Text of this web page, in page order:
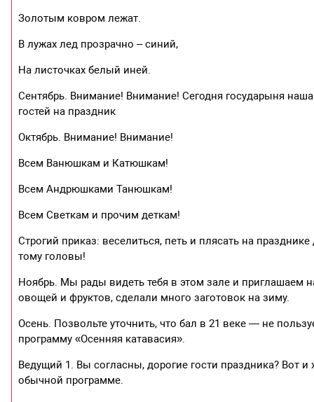
Золотым ковром лежат.
В лужах лед прозрачно – синий,
На листочках белый иней.
Сентябрь. Внимание! Внимание! Сегодня государыня
гостей на праздник
Октябрь. Внимание! Внимание!
Всем Ванюшкам и Катюшкам!
Всем Андрюшками Танюшкам!
Всем Светкам и прочим деткам!
Строгий приказ: веселиться, петь и плясать на
тому головы!
Ноябрь. Мы рады видеть тебя в этом зале и приглашаем
овощей и фруктов, сделали много заготовок на зиму.
Осень. Позвольте уточнить, что бал в 21 веке — не
программу «Осенняя катавасия».
Ведущий 1. Вы согласны, дорогие гости праздника? Вот
обычной программе.